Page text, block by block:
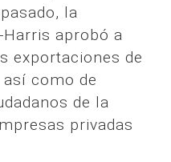
la
aprobó a
exportaciones de
como de
de la
privadas